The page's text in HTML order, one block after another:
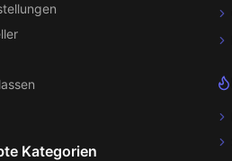
Kategorien